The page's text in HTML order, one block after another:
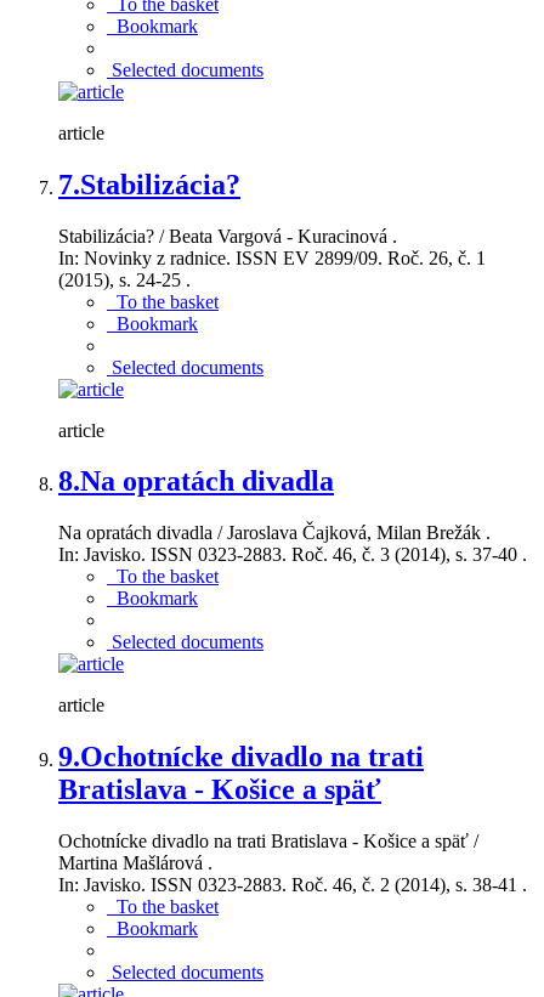
Bookmark
Selected documents
article
7.Stabilizácia?
Stabilizácia? / Beata Vargová - Kuracinová .
In: Novinky z radnice. ISSN EV 2899/09. Roč. 26, č. 1
(2015), s. 24-25 .
To the basket
Bookmark
Selected documents
article
8.Na opratách divadla
Na opratách divadla / Jaroslava Čajková, Milan Brežák .
In: Javisko. ISSN 0323-2883. Roč. 46, č. 3 (2014), s. 37-40 .
To the basket
Bookmark
Selected documents
article
9.Ochotnícke divadlo na trati
Bratislava - Košice a späť
Ochotnícke divadlo na trati Bratislava - Košice a späť /
Martina Mašlárová .
In: Javisko. ISSN 0323-2883. Roč. 46, č. 2 (2014), s. 38-41 .
To the basket
Bookmark
Selected documents